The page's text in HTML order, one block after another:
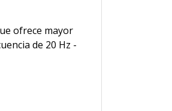
ofrece mayor
de 20 Hz -